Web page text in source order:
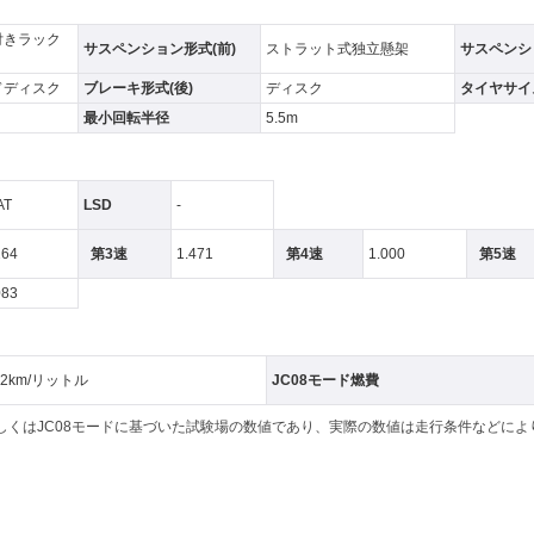
ラック
サスペンション形式(前) ストラット式独立懸架 サスペン
ィスク ブレーキ形式(後) ディスク
タイヤサ
最小回転半径
5.5m
LSD -
第3速 1.471 第4速 1.000 第5速
リットル JC08モード燃費
はJC08モードに基づいた試験場の数値であり、実際の数値は走行条件などによ